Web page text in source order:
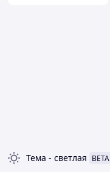
Тема - светлая BETA